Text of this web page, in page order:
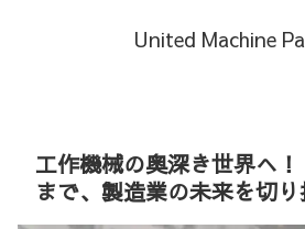
United Machine
工作機械の奥深き世界へ
まで、製造業の未来を切